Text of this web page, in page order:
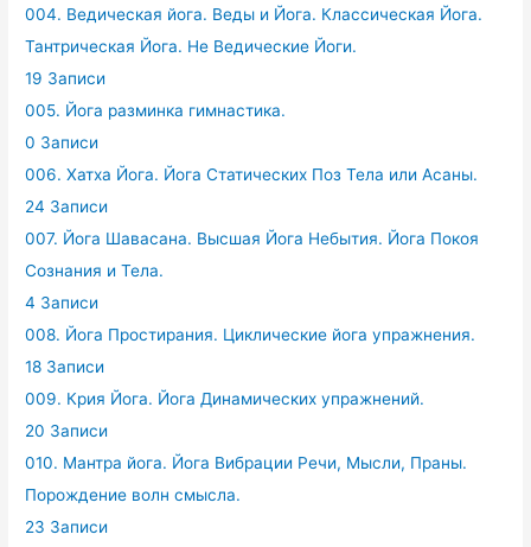
004. Ведическая йога. Веды и Йога. Классическая Йога.
Тантрическая Йога. Не Ведические Йоги.
19 Записи
005. Йога разминка гимнастика.
0 Записи
006. Хатха Йога. Йога Статических Поз Тела или Асаны.
24 Записи
007. Йога Шавасана. Высшая Йога Небытия. Йога Покоя
Сознания и Тела.
4 Записи
008. Йога Простирания. Циклические йога упражнения.
18 Записи
009. Крия Йога. Йога Динамических упражнений.
20 Записи
010. Мантра йога. Йога Вибрации Речи, Мысли, Праны.
Порождение волн смысла.
23 Записи